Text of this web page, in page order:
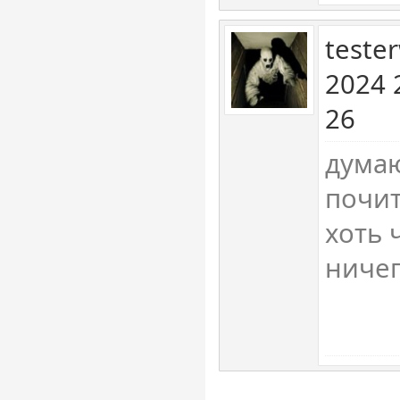
2024
26
хоть